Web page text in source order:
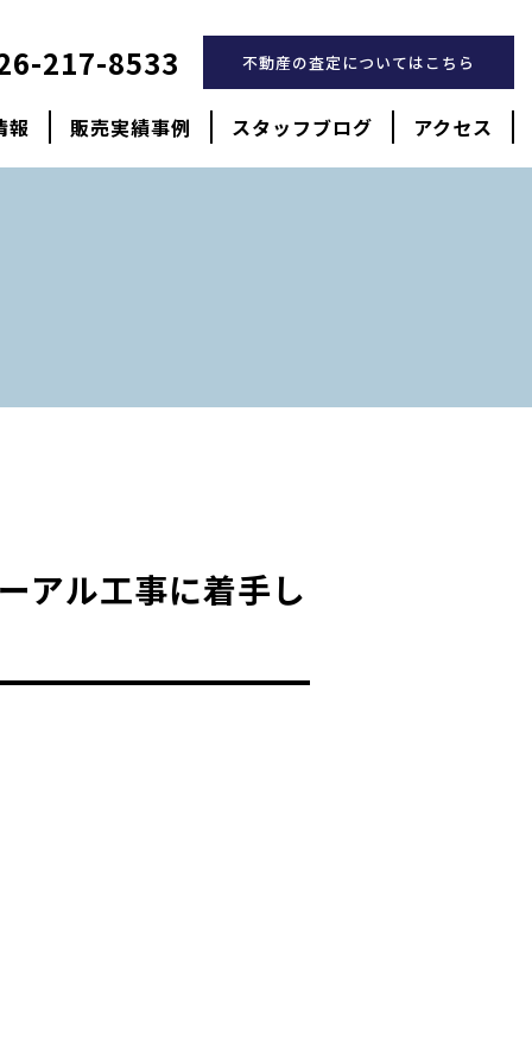
217-8533 不動産の査定についてはこちら
報 販売実績事例 スタッフブログ アクセス
アル工事に着手し